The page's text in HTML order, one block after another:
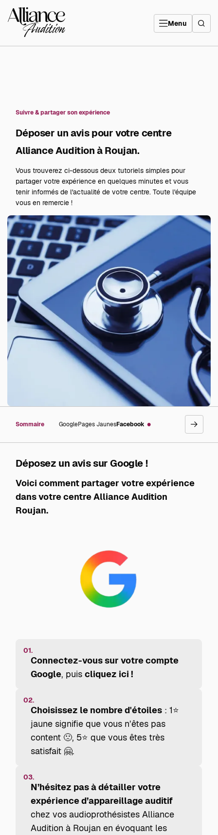
directement
contenu
Menu
Suivre & partager son expérience
Déposer un avis pour votre centre
Alliance Audition à Roujan.
Vous trouverez ci-dessous deux tutoriels simples pour
partager votre expérience en quelques minutes et vous
tenir informés de l'actualité de votre centre. Toute l'équipe
vous en remercie !
Sommaire GooglePages JaunesFacebook go
right
Déposez un avis sur Google !
Voici comment partager votre expérience
dans votre centre Alliance Audition
Roujan.
01.
Connectez-vous sur votre compte
Google, puiscliquez ici !
02.
Choisissez le nombre d'étoiles : 1⭐
jaune signifie que vous n’êtes pas
content 🙁, 5⭐ que vous êtes très
satisfait 🤗.
03.
N’hésitez pas à détailler votre
expérience d’appareillage auditif
chez vos audioprothésistes Alliance
Audition à Roujan en évoquant les